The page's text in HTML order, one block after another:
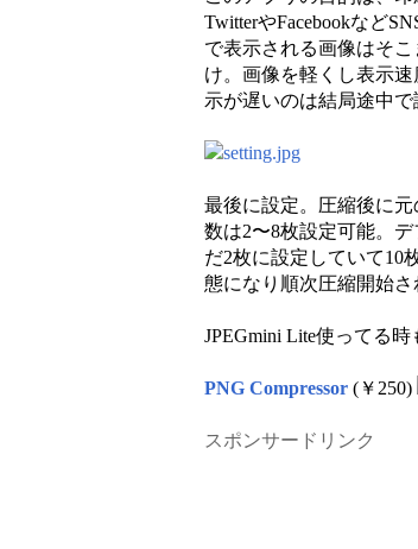
TwitterやFacebookなど
で表示される画像はそ
け。画像を軽くし表示
示が遅いのは結局途中で
最後に設定。圧縮後に
数は2〜8枚設定可能。
だ2枚に設定していて10
態になり順次圧縮開始さ
JPEGmini Lite使ってる
PNG Compressor (￥250)
スポンサードリンク